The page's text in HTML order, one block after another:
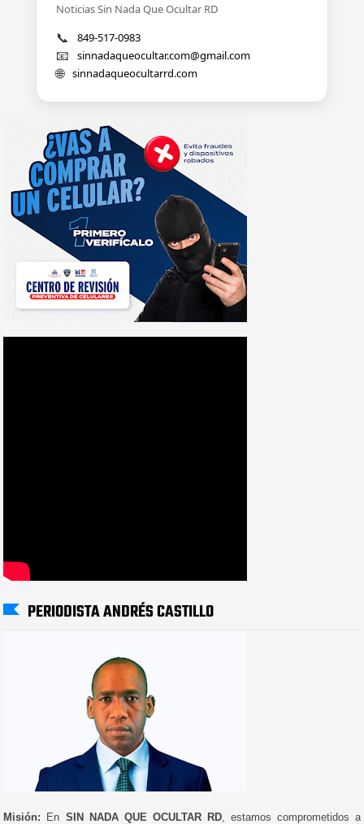
Noticias Sin Nada Que Ocultar RD
📞 849-517-0983
📧 sinnadaqueocultar.com@gmail.com
🌐 sinnadaqueocultarrd.com
PERIODISTA ANDRÉS CASTILLO
Misión: En SIN NADA QUE OCULTAR RD, estamos comprometidos a